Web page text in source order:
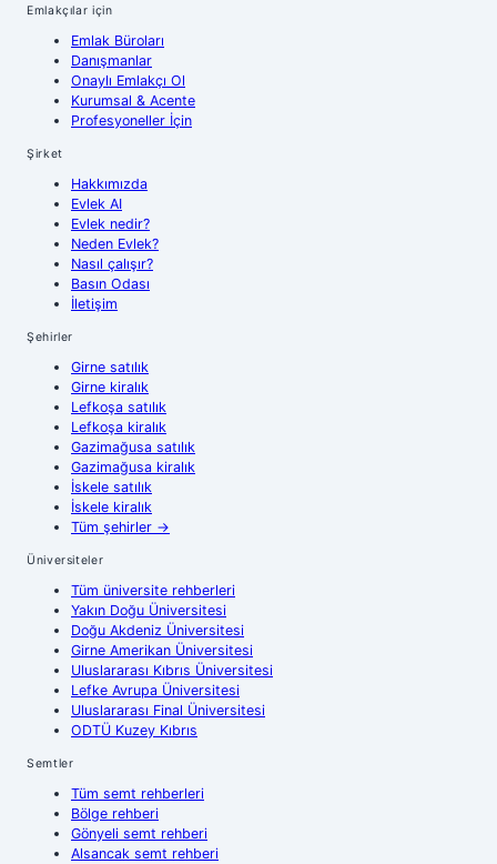
Emlakçılar için
Emlak Büroları
Danışmanlar
Onaylı Emlakçı Ol
Kurumsal & Acente
Profesyoneller İçin
Şirket
Hakkımızda
Evlek AI
Evlek nedir?
Neden Evlek?
Nasıl çalışır?
Basın Odası
İletişim
Şehirler
Girne satılık
Girne kiralık
Lefkoşa satılık
Lefkoşa kiralık
Gazimağusa satılık
Gazimağusa kiralık
İskele satılık
İskele kiralık
Tüm şehirler →
Üniversiteler
Tüm üniversite rehberleri
Yakın Doğu Üniversitesi
Doğu Akdeniz Üniversitesi
Girne Amerikan Üniversitesi
Uluslararası Kıbrıs Üniversitesi
Lefke Avrupa Üniversitesi
Uluslararası Final Üniversitesi
ODTÜ Kuzey Kıbrıs
Semtler
Tüm semt rehberleri
Bölge rehberi
Gönyeli semt rehberi
Alsancak semt rehberi